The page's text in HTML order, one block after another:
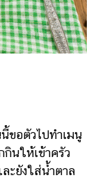
ขอตัวไปทำเมนู
นให้เข้าครัว
ะยังใส่น้ำตาล